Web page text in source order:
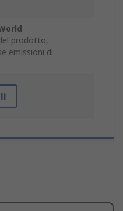
prodotto,
emissioni di